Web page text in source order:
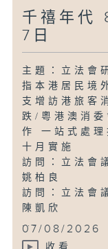
千禧年代
7日
主題：立法會
指本港居民境
支增訪港旅客
跌/粵港澳消委
作 一站式處理
十月實施
訪問：立法會
姚柏良
訪問：立法會
陳凱欣
...
07/08/2026